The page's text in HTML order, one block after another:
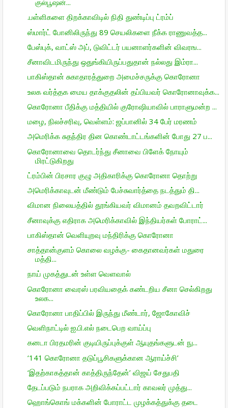
குல்பூஷன்...
.பள்ளிகளை திறக்காவிடில் நிதி துண்டிப்பு ட்ரம்ப்
ஸ்மார்ட் போனிலிருந்து 89 செயலிகளை நீக்க ராணுவத்த...
பேஸ்புக், வாட்ஸ் அப், டுவிட்டர் பயனாளர்களின் விவரங...
சீனாவிடமிருந்து ஒதுங்கியிருப்பதுதான் நல்லது இம்ரா...
பாகிஸ்தான் சுகாதாரத்துறை அமைச்சருக்கு கொரோனா
உலக வர்த்தக மைய தாக்குதலின் தப்பியவர் கொரோனாவுக்க...
கொரோனா பீதிக்கு மத்தியில் குரோஷியாவில் பாராளுமன்ற ...
மழை, நிலச்சரிவு, வெள்ளம்: ஜப்பானில் 34 பேர் மரணம்
அமெரிக்க சுதந்திர தின கொண்டாட்டங்களின் போது 27 ப...
கொரோனாவை தொடர்ந்து சீனாவை பிளேக் நோயும்
மிரட்டுகிறது
ட்ரம்பின் பிரசார குழு அதிகாரிக்கு கொரோனா தொற்று
அமெரிக்காவுடன் மீண்டும் பேச்சுவார்த்தை நடத்தும் தி...
விமான நிலையத்தில் தூங்கியவர் விமானம் தவறவிட்டார்
சீனாவுக்கு எதிராக அமெரிக்காவில் இந்தியர்கள் போராட்...
பாகிஸ்தான் வெளியுறவு மந்திரிக்கு கொரோனா
சாத்தான்குளம் கொலை வழக்கு- கைதானவர்கள் மதுரை
மத்தி...
நாய் முகத்துடன் உள்ள வெளவால்
கொரோனா வைரஸ் பரவியதைக் கண்டறிய சீனா செல்கிறது
உலக...
கொரோனா பாதிப்பில் இருந்து மீண்டார், ஜோகோவிச்
வெளிநாட்டில் ஐ.பி.எல் நடைபெற வாய்ப்பு
கனடா பிரதமரின் குடியிருப்புக்குள் ஆயுதங்களுடன் நு...
‘141 கொரோனா தடுப்பூசிகளுக்கான ஆராய்ச்சி’
‘இதற்காகத்தான் காத்திருந்தேன்’ விஜய் சேதுபதி
தேடப்படும் நபராக அறிவிக்கப்பட்டார் காவலர் முத்து...
ஹொங்கொங் மக்களின் போராட்ட முழக்கத்துக்கு தடை